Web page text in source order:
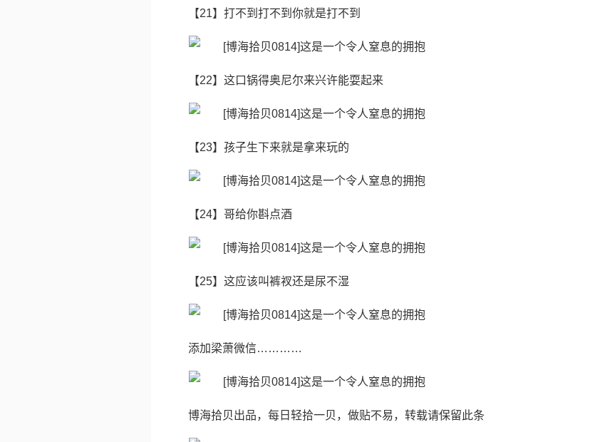
【21】打不到打不到你就是打不到
【22】这口锅得奥尼尔来兴许能耍起来
【23】孩子生下来就是拿来玩的
【24】哥给你斟点酒
【25】这应该叫裤衩还是尿不湿
添加梁萧微信…………
博海拾贝出品，每日轻拾一贝，做贴不易，转载请保留此条